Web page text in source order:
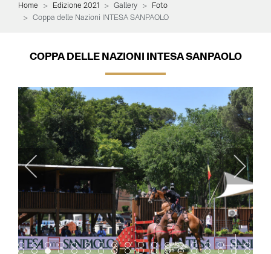
Home Edizione 2021 Gallery
Foto
Coppa delle Nazioni INTESA SANPAOLO
COPPA DELLE NAZIONI INTESA SANPAOLO
Item 0Item 1Item 2Item 3Item 4Item 5Item 6Item 7Item 8Item 9Item 10
Item 11Item 12Item 13Item 14Item 15
Item 16Item